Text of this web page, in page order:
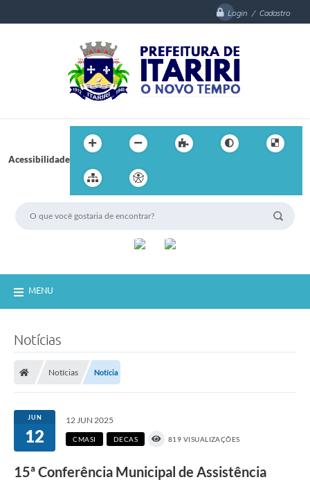
Login / Cadastro
Acessibilidade
MENU
Notícias
Notícias Notícia
JUN
12
12 JUN 2025
CMASI DECAS 819 VISUALIZAÇÕES
15ª Conferência Municipal de Assistência